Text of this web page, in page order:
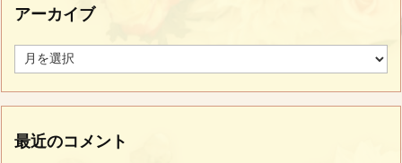
ゴ
リ
ー
アーカイブ
ー
イ
最近のコメント